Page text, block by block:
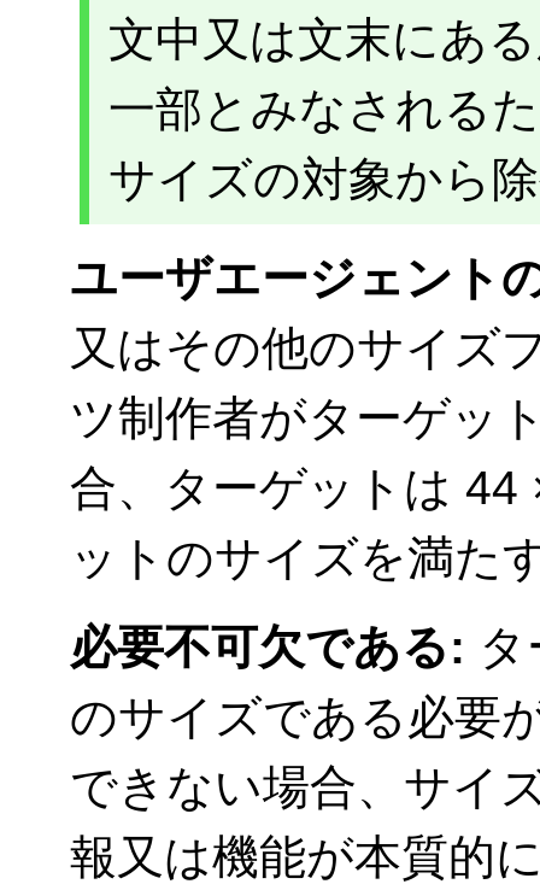
文中又は文末にあ
一部とみなされる
サイズの対象から
ユーザエージェント
又はその他のサイズ
ツ制作者がターゲッ
合、ターゲットは
ットのサイズを満た
必要不可欠である:
のサイズである必要
できない場合、サイ
報又は機能が本質的